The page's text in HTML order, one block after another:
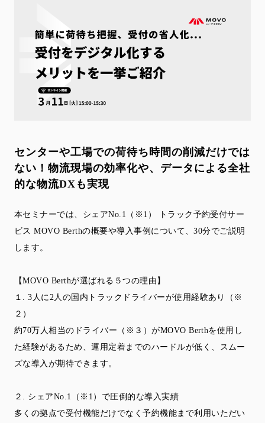
センターや工場での荷待ち時間の削減だけでは
ない！ 物流現場の効率化や、データによる全社
的な物流DXも実現
本セミナーでは、シェアNo.1（※1） トラック予約受付サー
ビス MOVO Berthの概要や導入事例について、30分でご説明
します。
【MOVO Berthが選ばれる５つの理由】
１. 3人に2人の国内トラックドライバーが使用経験あり（※
２）
約70万人相当のドライバー（※３）がMOVO Berthを使用し
た経験があるため、運用定着までのハードルが低く、スムー
ズな導入が期待できます。
２. シェアNo.1（※1）で圧倒的な導入実績
多くの拠点で受付機能だけでなく予約機能まで利用いただい